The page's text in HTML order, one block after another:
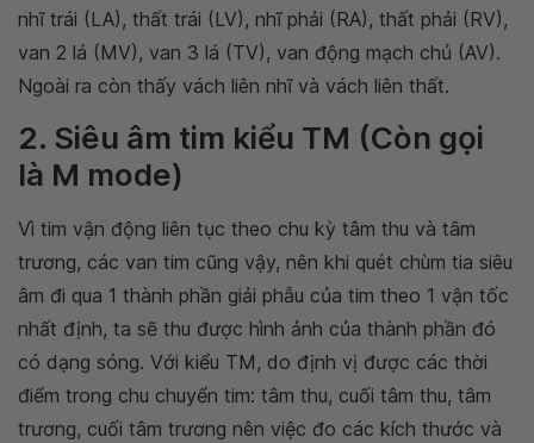
nhĩ trái (LA), thất trái (LV), nhĩ phải (RA), thất phải (RV),
van 2 lá (MV), van 3 lá (TV), van động mạch chủ (AV).
Ngoài ra còn thấy vách liên nhĩ và vách liên thất.
2. Siêu âm tim kiểu TM (Còn gọi
là M mode)
Vì tim vận động liên tục theo chu kỳ tâm thu và tâm
trương, các van tim cũng vậy, nên khi quét chùm tia siêu
âm đi qua 1 thành phần giải phẫu của tim theo 1 vận tốc
nhất định, ta sẽ thu được hình ảnh của thành phần đó
có dạng sóng. Với kiểu TM, do định vị được các thời
điểm trong chu chuyển tim: tâm thu, cuối tâm thu, tâm
trương, cuối tâm trương nên việc đo các kích thước và